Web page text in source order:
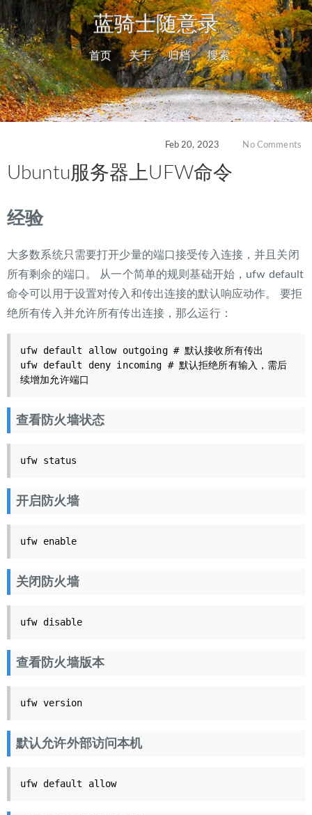
蓝骑士随意录
首页 关于 归档 搜索
Feb 20, 2023 No Comments
Ubuntu服务器上UFW命令
经验
大多数系统只需要打开少量的端口接受传入连接，并且关闭
所有剩余的端口。 从一个简单的规则基础开始，ufw default
命令可以用于设置对传入和传出连接的默认响应动作。 要拒
绝所有传入并允许所有传出连接，那么运行：
ufw default allow outgoing # 默认接收所有传出
ufw default deny incoming # 默认拒绝所有输入，需后
续增加允许端口
查看防火墙状态
ufw status
开启防火墙
ufw enable
关闭防火墙
ufw disable
查看防火墙版本
ufw version
默认允许外部访问本机
ufw default allow